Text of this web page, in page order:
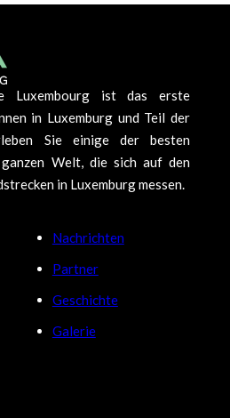
Luxembourg ist das erste
in Luxemburg und Teil der
Sie einige der besten
Welt, die sich auf den
in Luxemburg messen.
Nachrichten
Partner
Geschichte
Galerie